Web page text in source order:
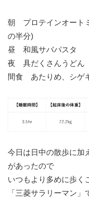
朝 プロテインオート
の半分)
昼 和風サバパスタ
夜 具だくさんうどん
間食 あたりめ、シゲ
今日は日中の散歩に加
があったので
いつもより多めに歩く
「三菱サラリーマン